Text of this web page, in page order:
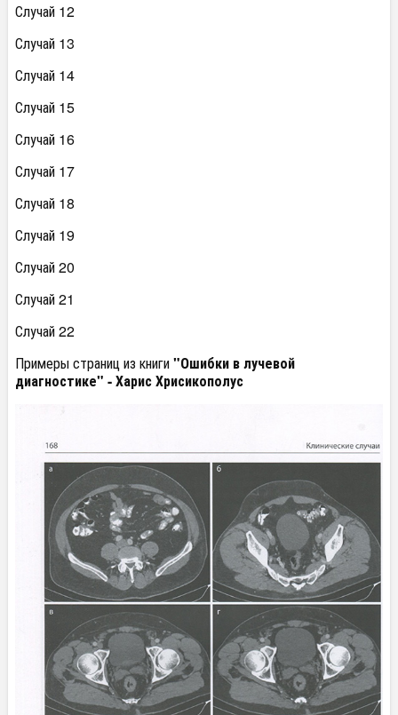
Случай 12
Случай 13
Случай 14
Случай 15
Случай 16
Случай 17
Случай 18
Случай 19
Случай 20
Случай 21
Случай 22
Примеры страниц из книги"Ошибки в лучевой
диагностике" - Харис Хрисикополус